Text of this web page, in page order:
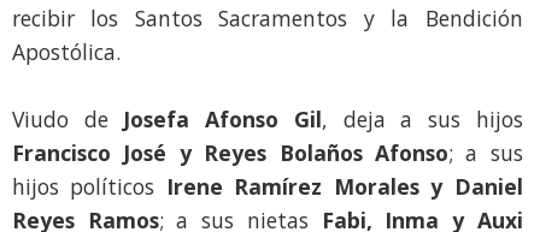
recibir los Santos Sacramentos y la Bendición
Apostólica.
Viudo de Josefa Afonso Gil, deja a sus hijos
Francisco José y Reyes Bolaños Afonso; a sus
hijos políticos Irene Ramírez Morales y Daniel
Reyes Ramos; a sus nietas Fabi, Inma y Auxi